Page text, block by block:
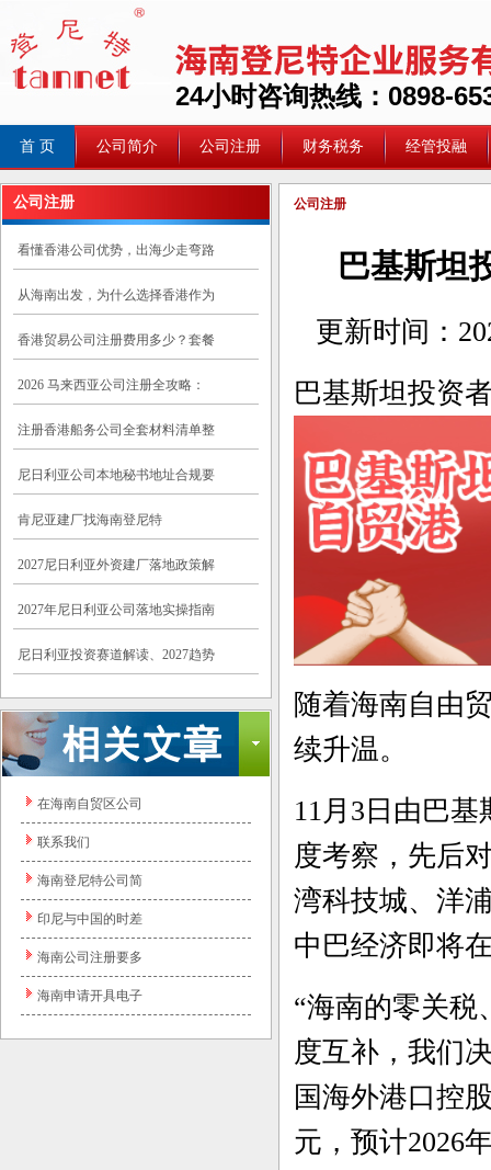
24小时咨询热线：0898-
首 页 公司简介 公司注册 财务税务 经管投融
公司注册
看懂香港公司优势，出海少走弯路
从海南出发，为什么选择香港作为
香港贸易公司注册费用多少？套餐
2026 马来西亚公司注册全攻略：
注册香港船务公司全套材料清单整
尼日利亚公司本地秘书地址合规要
肯尼亚建厂找海南登尼特
2027尼日利亚外资建厂落地政策解
2027年尼日利亚公司落地实操指南
尼日利亚投资赛道解读、2027趋势
在海南自贸区公司
联系我们
海南登尼特公司简
印尼与中国的时差
海南公司注册要多
海南申请开具电子
公司注册
巴基斯坦
更新时间：
巴基斯坦投资
随着海南自由
续升温。
11月 3 日由巴
度考察，先后
湾科技城、洋
中巴经济即将
“海南的零关税
度互补，我们
国海外港口控
元，预计2026